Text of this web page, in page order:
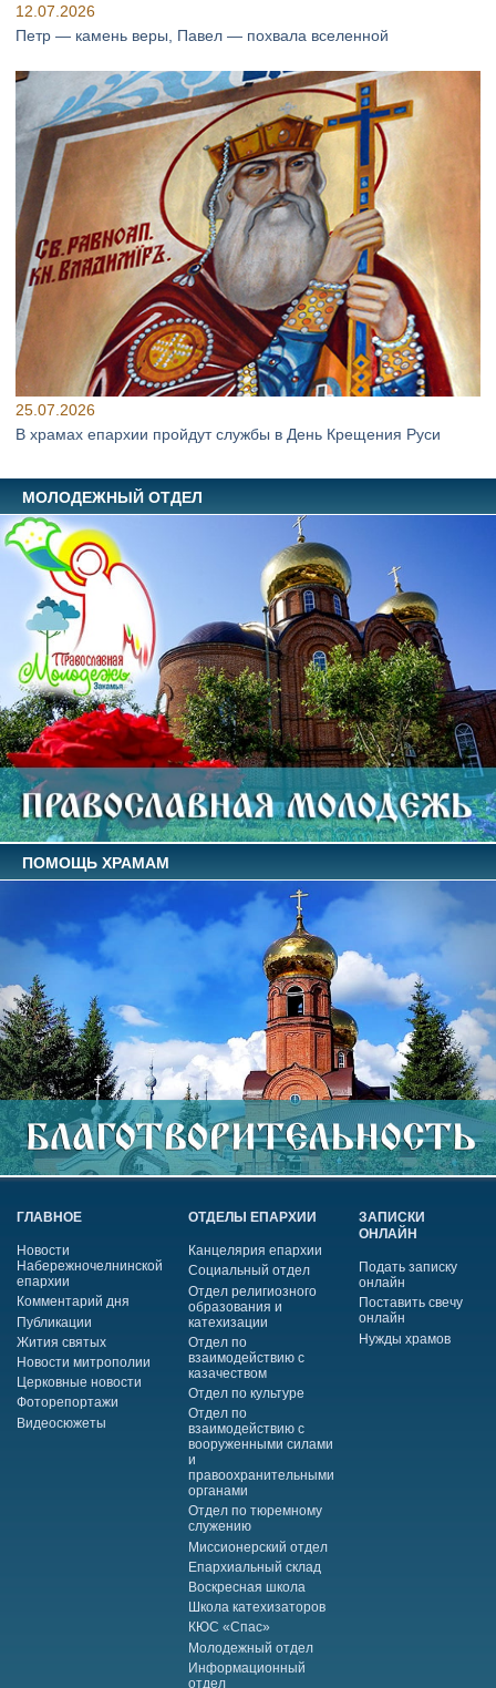
12.07.2026
Петр — камень веры, Павел — похвала вселенной
25.07.2026
В храмах епархии пройдут службы в День Крещения Руси
МОЛОДЕЖНЫЙ ОТДЕЛ
ПОМОЩЬ ХРАМАМ
ГЛАВНОЕ
Новости
Набережночелнинской
епархии
Комментарий дня
Публикации
Жития святых
Новости митрополии
Церковные новости
Фоторепортажи
Видеосюжеты
ОТДЕЛЫ ЕПАРХИИ
Канцелярия епархии
Социальный отдел
Отдел религиозного
образования и
катехизации
Отдел по
взаимодействию с
казачеством
Отдел по культуре
Отдел по
взаимодействию с
вооруженными силами
и
правоохранительными
органами
Отдел по тюремному
служению
Миссионерский отдел
Епархиальный склад
Воскресная школа
Школа катехизаторов
КЮС «Спас»
Молодежный отдел
Информационный
отдел
ЗАПИСКИ
ОНЛАЙН
Подать записку
онлайн
Поставить свечу
онлайн
Нужды храмов